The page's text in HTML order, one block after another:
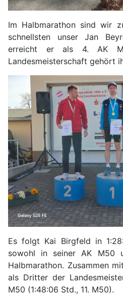
Im Halbmarathon sind wir
schnellsten unser Jan
erreicht er als 4. AK
Landesmeisterschaft gehört
Es folgt Kai Birgfeld in
sowohl in seiner AK M50
Halbmarathon. Zusammen
als Dritter der
M50 (1:48:06 Std., 11. M50).